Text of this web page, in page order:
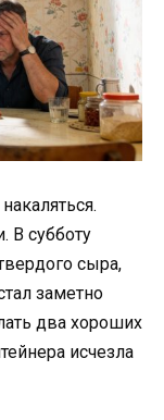
В субботу
сыра,
заметно
два хороших
исчезла